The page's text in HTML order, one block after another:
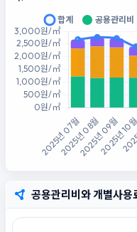
공용관리비와 개별사